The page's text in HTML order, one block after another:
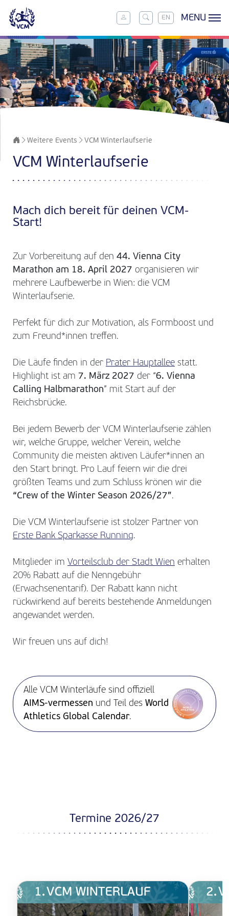
EN MENU
Weitere Events VCM Winterlaufserie
VCM Winterlaufserie
Mach dich bereit für deinen VCM-
Start!
Zur Vorbereitung auf den 44. Vienna City
Marathon am 18. April 2027 organisieren wir
mehrere Laufbewerbe in Wien: die VCM
Winterlaufserie.
Perfekt für dich zur Motivation, als Formboost und
zum Freund*innen treffen.
Die Läufe finden in der Prater Hauptallee statt.
Highlight ist am 7. März 2027 der “6. Vienna
Calling Halbmarathon” mit Start auf der
Reichsbrücke.
Bei jedem Bewerb der VCM Winterlaufserie zählen
wir, welche Gruppe, welcher Verein, welche
Community die meisten aktiven Läufer*innen an
den Start bringt. Pro Lauf feiern wir die drei
größten Teams und zum Schluss krönen wir die
“Crew of the Winter Season 2026/27”.
Die VCM Winterlaufserie ist stolzer Partner von
Erste Bank Sparkasse Running.
Mitglieder im Vorteilsclub der Stadt Wien erhalten
20% Rabatt auf die Nenngebühr
(Erwachsenentarif). Der Rabatt kann nicht
rückwirkend auf bereits bestehende Anmeldungen
angewandet werden.
Wir freuen uns auf dich!
Alle VCM Winterläufe sind offiziell
AIMS-vermessen und Teil des World
Athletics Global Calendar.
Termine 2026/27